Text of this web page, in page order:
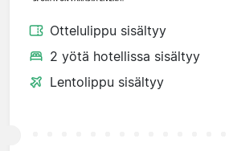
Ottelulippu sisältyy
2 yötä hotellissa sisältyy
Lentolippu sisältyy